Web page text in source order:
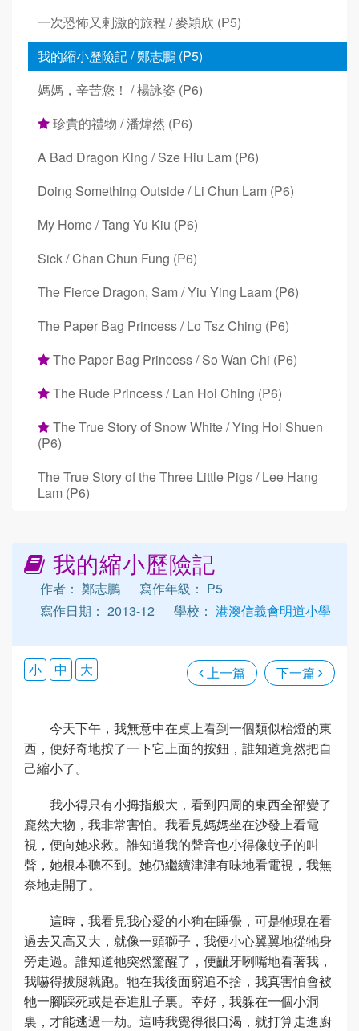
一次恐怖又剌激的旅程 / 麥穎欣 (P5)
我的縮小歷險記 / 鄭志鵬 (P5)
媽媽，辛苦您！ / 楊詠姿 (P6)
珍貴的禮物 / 潘煒然 (P6)
A Bad Dragon King / Sze Hiu Lam (P6)
Doing Something Outside / Li Chun Lam (P6)
My Home / Tang Yu Kiu (P6)
Sick / Chan Chun Fung (P6)
The Fierce Dragon, Sam / Yiu Ying Laam (P6)
The Paper Bag Princess / Lo Tsz Ching (P6)
The Paper Bag Princess / So Wan Chi (P6)
The Rude Princess / Lan Hoi Ching (P6)
The True Story of Snow White / Ying Hoi Shuen
(P6)
The True Story of the Three Little Pigs / Lee Hang
Lam (P6)
我的縮小歷險記
作者： 鄭志鵬
寫作年級： P5
寫作日期： 2013-12
學校： 港澳信義會明道小學
上一篇 下一篇
小 中 大
今天下午，我無意中在桌上看到一個類似枱燈的東
西，便好奇地按了一下它上面的按鈕，誰知道竟然把自
己縮小了。
我小得只有小拇指般大，看到四周的東西全部變了
龐然大物，我非常害怕。我看見媽媽坐在沙發上看電
視，便向她求救。誰知道我的聲音也小得像蚊子的叫
聲，她根本聽不到。她仍繼續津津有味地看電視，我無
奈地走開了。
這時，我看見我心愛的小狗在睡覺，可是牠現在看
過去又高又大，就像一頭獅子，我便小心翼翼地從牠身
旁走過。誰知道牠突然驚醒了，便齜牙咧嘴地看著我，
我嚇得拔腿就跑。牠在我後面窮追不捨，我真害怕會被
牠一腳踩死或是吞進肚子裏。幸好，我躲在一個小洞
裏，才能逃過一劫。這時我覺得很口渴，就打算走進廚